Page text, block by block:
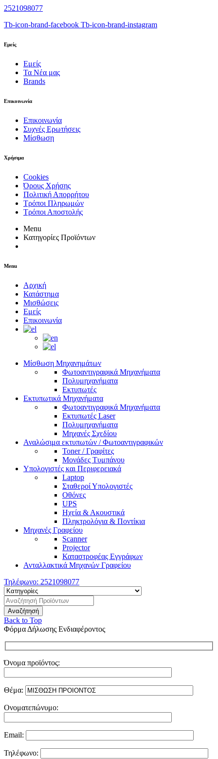
2521098077
Tb-icon-brand-facebook Tb-icon-brand-instagram
Εμείς
Εμείς
Τα Νέα μας
Brands
Επικοινωνία
Επικοινωνία
Συχνές Ερωτήσεις
Μίσθωση
Χρήσιμα
Cookies
Όρους Χρήσης
Πολιτική Απορρήτου
Τρόποι Πληρωμών
Τρόποι Αποστολής
Menu
Κατηγορίες Προϊόντων
Menu
Αρχική
Κατάστημα
Μισθώσεις
Εμείς
Επικοινωνία
Μίσθωση Μηχανημάτων
Φωτοαντιγραφικά Μηχανήματα
Πολυμηχανήματα
Εκτυπωτές
Εκτυπωτικά Μηχανήματα
Φωτοαντιγραφικά Μηχανήματα
Εκτυπωτές Laser
Πολυμηχανήματα
Μηχανές Σχεδίου
Αναλώσιμα εκτυπωτών / Φωτοαντιγραφικών
Toner / Γραφίτες
Μονάδες Τυμπάνου
Υπολογιστές και Περιφερειακά
Laptop
Σταθεροί Υπολογιστές
Οθόνες
UPS
Ηχεία & Ακουστικά
Πληκτρολόγια & Ποντίκια
Μηχανές Γραφείου
Scanner
Projector
Καταστροφέας Εγγράφων
Ανταλλακτικά Μηχανών Γραφείου
Τηλέφωνο: 2521098077
Back to Top
Φόρμα Δήλωσης Ενδιαφέροντος
Όνομα προϊόντος:
Θέμα:
Ονοματεπώνυμο:
Email:
Τηλέφωνο: